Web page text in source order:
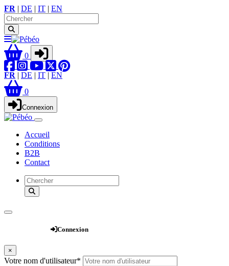
FR | DE | IT | EN
0
FR | DE | IT | EN
0
Connexion
Accueil
Conditions
B2B
Contact
Connexion
×
Votre nom d'utilisateur*